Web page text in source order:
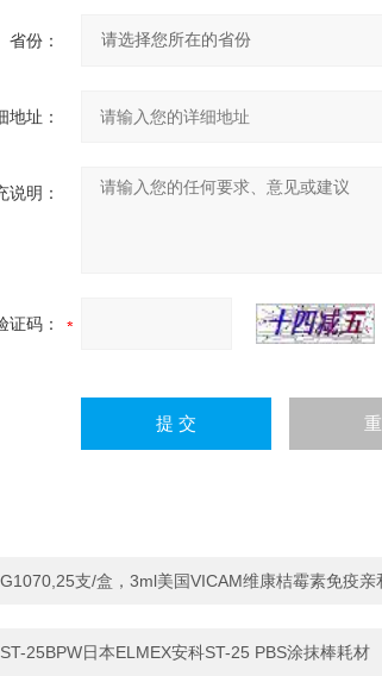
省份：
地址：
说明：
证码：
G1070,25支/盒，3ml美国VICAM维康桔霉素免疫亲
ST-25BPW日本ELMEX安科ST-25 PBS涂抹棒耗材